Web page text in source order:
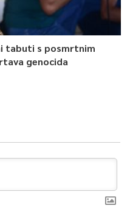
tabuti s posmrtnim
genocida